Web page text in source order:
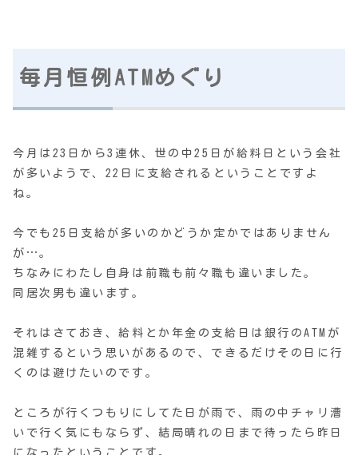
毎月恒例ATMめぐり
今月は23日から3連休、世の中25日が給料日という会社
が多いようで、22日に支給されるということですよ
ね。
今でも25日支給が多いのかどうか定かではありません
が…。
ちなみにわたし自身は前職も前々職も違いました。
同居次男も違います。
それはさておき、給料とか年金の支給日は銀行のATMが
混雑するという思いがあるので、できるだけその日に行
くのは避けたいのです。
ところが行くつもりにしてた日が雨で、雨の中チャリ漕
いで行く気にもならず、結局晴れの日まで待ったら昨日